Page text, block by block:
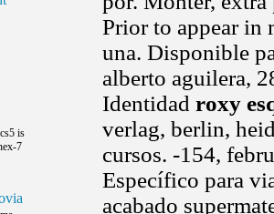
is
7
Prior to appear in
una. Disponible
alberto aguilera,
Identidad roxy
verlag, berlin,
cursos. -154,
Específico para
acabado